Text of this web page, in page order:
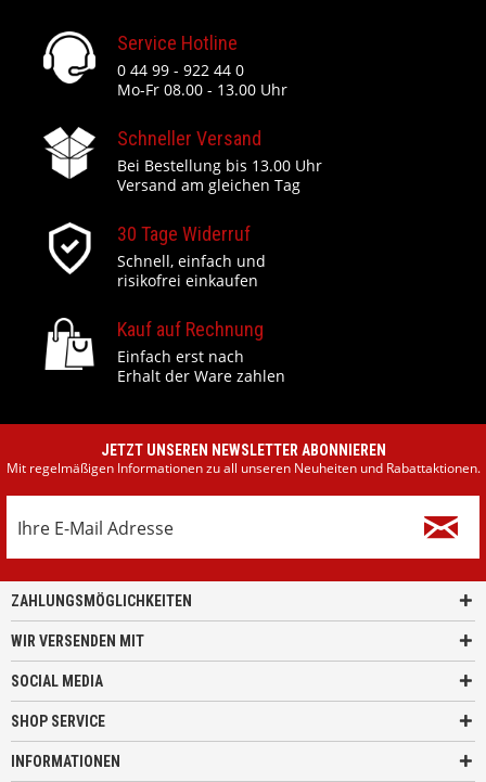
Service Hotline
0 44 99 - 922 44 0
Mo-Fr 08.00 - 13.00 Uhr
Schneller Versand
Bei Bestellung bis 13.00 Uhr
Versand am gleichen Tag
30 Tage Widerruf
Schnell, einfach und
risikofrei einkaufen
Kauf auf Rechnung
Einfach erst nach
Erhalt der Ware zahlen
JETZT UNSEREN NEWSLETTER ABONNIEREN
Mit regelmäßigen Informationen zu all unseren Neuheiten und Rabattaktionen.
ZAHLUNGSMÖGLICHKEITEN
WIR VERSENDEN MIT
SOCIAL MEDIA
SHOP SERVICE
INFORMATIONEN